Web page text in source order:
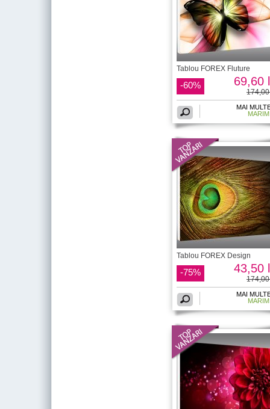
Tablou FOREX Fluture
-60% 69,60
MAI
Tablou FOREX Design
-75% 43,50
MAI